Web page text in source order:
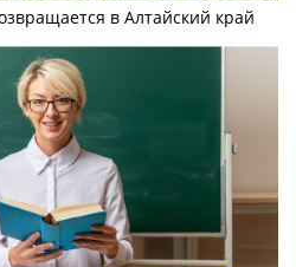
в Алтайский край